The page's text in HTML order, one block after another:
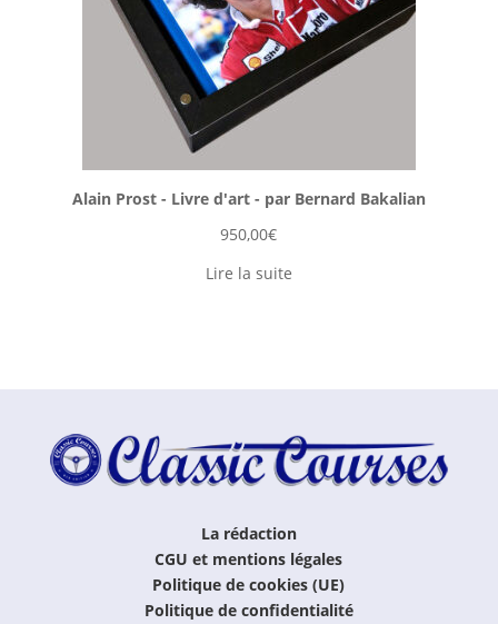
Alain Prost - Livre d'art - par Bernard Bakalian
950,00€
Lire la suite
La rédaction
CGU et mentions légales
Politique de cookies (UE)
Politique de confidentialité